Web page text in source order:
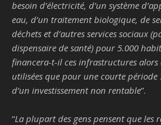
besoin d’électricité, d’un système
eau, d’un traitement biologique, de
déchets et d’autres services sociaux
dispensaire de santé) pour 5.000
financera-t-il ces infrastructures alors
utilisées que pour une courte période
d’un investissement non rentable”.
“La plupart des gens pensent que les